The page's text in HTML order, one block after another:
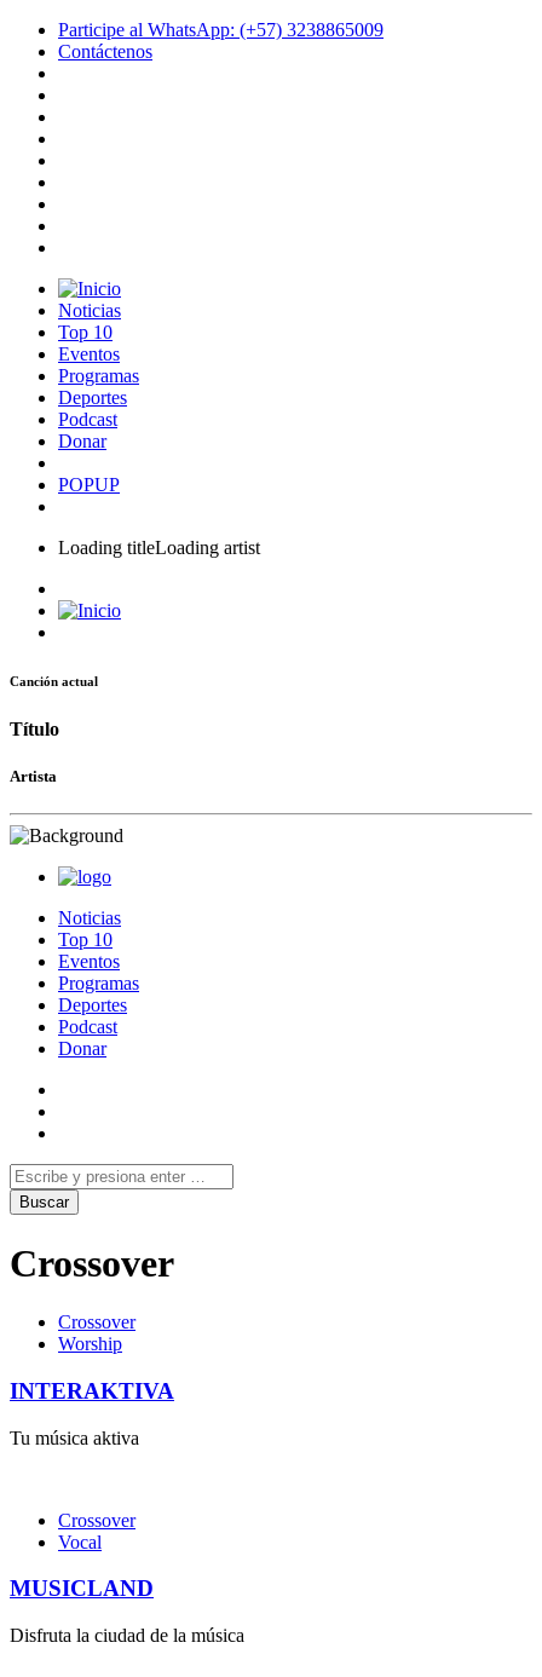
Participe al WhatsApp: (+57) 3238865009
Contáctenos
Noticias
Top 10
Eventos
Programas
Deportes
Podcast
Donar
POPUP
Loading titleLoading artist
Canción actual
Título
Artista
Noticias
Top 10
Eventos
Programas
Deportes
Podcast
Donar
Crossover
Crossover
Worship
INTERAKTIVA
Tu música aktiva
Crossover
Vocal
MUSICLAND
Disfruta la ciudad de la música